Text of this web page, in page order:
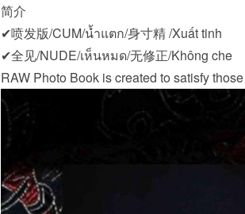
简介
✔喷发版/CUM/น้ำแตก/身寸精 /Xuất tinh
✔全见/NUDE/เห็นหมด/无修正/Không che
RAW Photo Book is created to satisfy